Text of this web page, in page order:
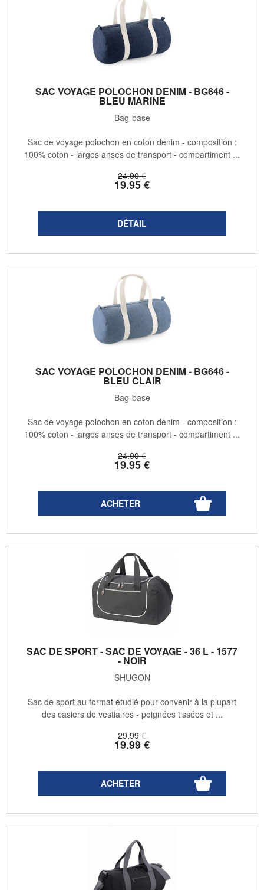
SAC VOYAGE POLOCHON DENIM - BG646 -
BLEU MARINE
Bag-base
24.90 €
19.95€
Sac de voyage polochon en coton denim - composition :
100% coton - larges anses de transport - compartiment ...
SAC VOYAGE POLOCHON DENIM - BG646 -
BLEU CLAIR
Bag-base
24.90 €
19.95€
Sac de voyage polochon en coton denim - composition :
100% coton - larges anses de transport - compartiment ...
SAC DE SPORT - SAC DE VOYAGE - 36 L - 1577
- NOIR
SHUGON
29.99 €
19.99€
Sac de sport au format étudié pour convenir à la plupart
des casiers de vestiaires - poignées tissées et ...